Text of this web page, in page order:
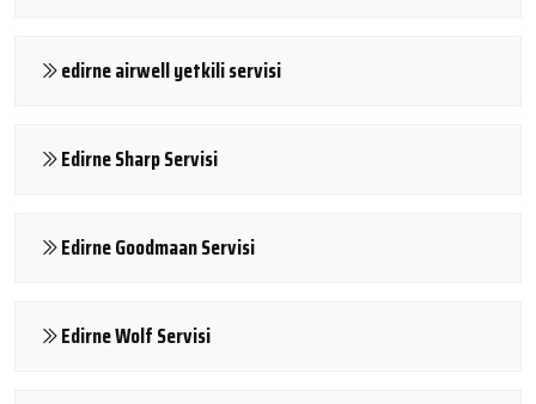
edirne airwell yetkili servisi
Edirne Sharp Servisi
Edirne Goodmaan Servisi
Edirne Wolf Servisi